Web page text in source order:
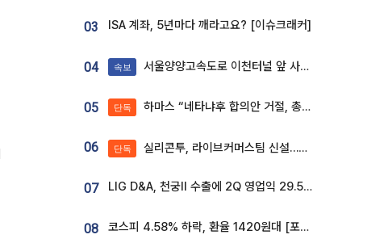
03 ISA 계좌, 5년마다 깨라고요? [이슈크래커]
04 속보 서울양양고속도로 이천터널 앞 사고 발생
05 단독 하마스 “네타냐후 합의안 거절, 총선 앞두고 시간 끌기”
06 단독 실리콘투, 라이브커머스팀 신설…K뷰티 ‘글로벌 판매망’ 확대[K뷰티 라방戰]
07 LIG D&A, 천궁Ⅱ 수출에 2Q 영업익 29.5%↑…수주잔고 24.6조 [종합]
08 코스피 4.58% 하락, 환율 1420원대 [포토]